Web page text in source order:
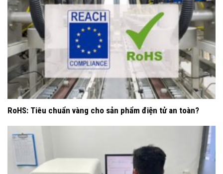
RoHS: Tiêu chuẩn vàng cho sản phẩm điện tử an toàn?